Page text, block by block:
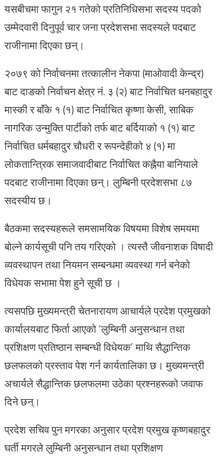
यसबीचमा फागुन २१ गतेको प्रतिनिधिसभा सदस्य पदको
उम्मेदवारी दिनुपूर्व चार जना प्रदेशसभा सदस्यले पदबाट
राजीनामा दिएका छन्।
२०७९ को निर्वाचनमा तत्कालीन नेकपा (माओवादी केन्द्र)
बाट दाङको निर्वाचन क्षेत्र नं. ३ (२) बाट निर्वाचित धनबहादुर
मास्की र बाँके १ (१) बाट निर्वाचित कृष्णा केसी, साबिक
नागरिक उन्मुक्ति पार्टीको तर्फ बाट बर्दियाको १ (१) बाट
निर्वाचित धर्मबहादुर चौधरी र रूपन्देहीको ४ (१) मा
लोकतान्त्रिक समाजवादीबाट निर्वाचित कह्नैया बानियाले
पदबाट राजीनामा दिएका छन्। लुम्बिनी प्रदेशसभा ८७
सदस्यीय छ।
बैठकमा सदस्यहरूले समसामयिक विषयमा विशेष समयमा
बोल्ने कार्यसूची पनि तय गरिएको । त्यस्तै जीवनाशक विषादी
व्यवस्थापन तथा नियमन सम्बन्धमा व्यवस्था गर्न बनेको
विधेयक सभामा पेश हुने सूची छ ।
त्यसपछि मुख्यमन्त्री चेतनारायण आचार्यले प्रदेश प्रमुखको
कार्यालयबाट फिर्ता आएको ‘लुम्बिनी अनुसन्धान तथा
प्रशिक्षण प्रतिष्ठान सम्बन्धी विधेयक’ माथि सैद्धान्तिक
छलफलको प्रस्ताव पेश गर्न कार्यतालिका छ। मुख्यमन्त्री
अचार्यले सैद्धान्तिक छलफलमा उठेका प्रश्नहरूको जवाफ
दिने छन्।
प्रदेश सचिव पुन मगरका अनुसार प्रदेश प्रमुख कृष्णबहादुर
घर्ती मगरले लुम्बिनी अनुसन्धान तथा प्रशिक्षण